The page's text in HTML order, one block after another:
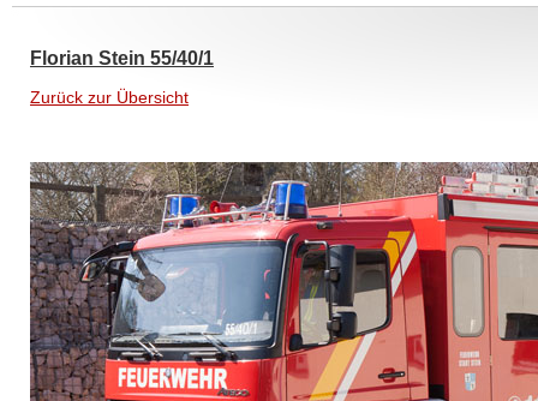
Florian Stein 55/40/1
Zurück zur Übersicht